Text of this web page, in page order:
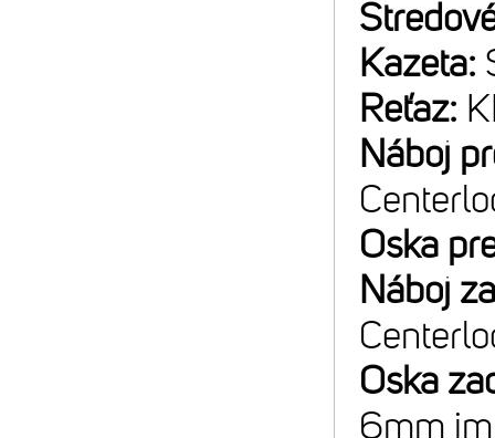
Kazeta:
Reťaz:
Náboj
Oska
Náboj
Oska
6mm